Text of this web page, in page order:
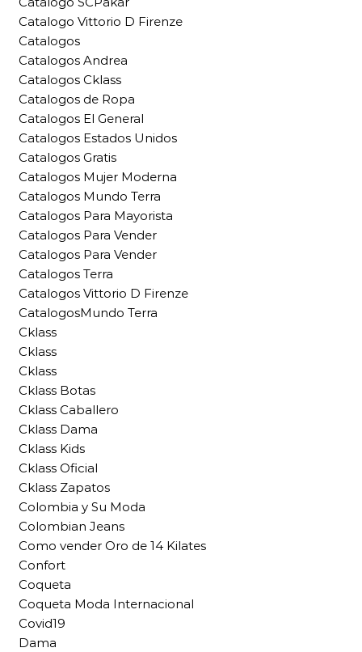
Catalogo Vittorio D Firenze
Catalogos
Catalogos Andrea
Catalogos Cklass
Catalogos de Ropa
Catalogos El General
Catalogos Estados Unidos
Catalogos Gratis
Catalogos Mujer Moderna
Catalogos Mundo Terra
Catalogos Para Mayorista
Catalogos Para Vender
Catalogos Para Vender
Catalogos Terra
Catalogos Vittorio D Firenze
CatalogosMundo Terra
Cklass
Cklass
Cklass
Cklass Botas
Cklass Caballero
Cklass Dama
Cklass Kids
Cklass Oficial
Cklass Zapatos
Colombia y Su Moda
Colombian Jeans
Como vender Oro de 14 Kilates
Confort
Coqueta
Coqueta Moda Internacional
Covid19
Dama